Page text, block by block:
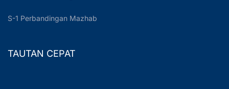
S-1 Perbandingan Mazhab
TAUTAN CEPAT